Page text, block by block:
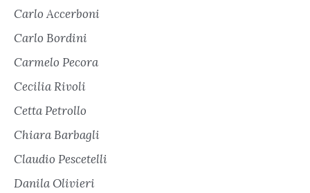
Carlo Accerboni
Carlo Bordini
Carmelo Pecora
Cecilia Rivoli
Cetta Petrollo
Chiara Barbagli
Claudio Pescetelli
Danila Olivieri